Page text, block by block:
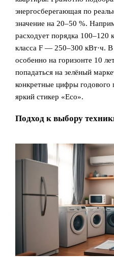
энергосберегающая по
значение на 20–50 %.
расходует порядка 100–120
класса F — 250–300 кВт·ч.
особенно на горизонте 10
попадаться на зелёный
конкретные цифры годового
яркий стикер «Eco».
Подход к выбору